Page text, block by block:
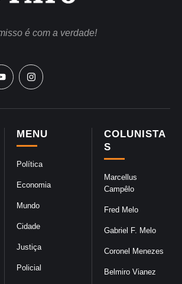
COLUNISTA
S
Marcellus
Campêlo
Fred Melo
Gabriel F. Melo
Coronel Menezes
Belmiro Vianez
MENU
Política
Economia
Mundo
Cidade
Justiça
Policial
é com a verdade!